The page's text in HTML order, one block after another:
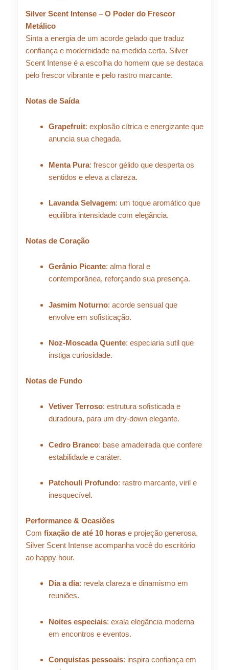
de
Toilette
100
quantidade
Silver Scent Intense – O Poder do Frescor
Metálico
Sinta a energia de um acorde gelado que traduz
confiança e modernidade na medida certa. Silver
Scent Intense é a escolha do homem que se destaca
pelo frescor vibrante e pelo rastro marcante.
Notas de Saída
Grapefruit: explosão cítrica e energizante que
anuncia sua chegada.
Menta Pura: frescor gélido que desperta os
sentidos e eleva a clareza.
Lavanda Selvagem: um toque aromático que
equilibra intensidade com elegância.
Notas de Coração
Gerânio Picante: alma floral e
contemporânea, reforçando sua presença.
Jasmim Noturno: acorde sensual que
envolve em sofisticação.
Noz-Moscada Quente: especiaria sutil que
instiga curiosidade.
Notas de Fundo
Vetiver Terroso: estrutura sofisticada e
duradoura, para um dry-down elegante.
Cedro Branco: base amadeirada que confere
estabilidade e caráter.
Patchouli Profundo: rastro marcante, viril e
inesquecível.
Performance & Ocasiões
Com fixação de até 10 horas e projeção generosa,
Silver Scent Intense acompanha você do escritório
ao happy hour.
Dia a dia: revela clareza e dinamismo em
reuniões.
Noites especiais: exala elegância moderna
em encontros e eventos.
Conquistas pessoais: inspira confiança em